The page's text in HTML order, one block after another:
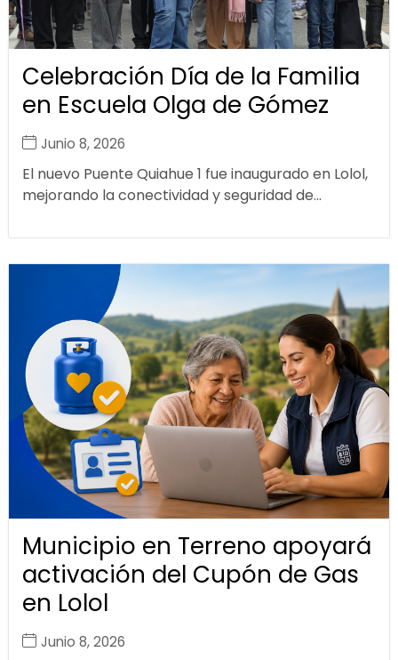
Celebración Día de la Familia
en Escuela Olga de Gómez
Junio 8, 2026
El nuevo Puente Quiahue 1 fue inaugurado en Lolol,
mejorando la conectividad y seguridad de...
Municipio en Terreno apoyará
activación del Cupón de Gas
en Lolol
Junio 8, 2026